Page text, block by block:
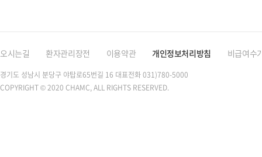
오시는길 환자관리장전 이용약관 개인정보처리방침 비급여수
경기도 성남시 분당구 야탑로65번길 16 대표전화 031)780-5000
COPYRIGHT © 2020 CHAMC, ALL RIGHTS RESERVED.